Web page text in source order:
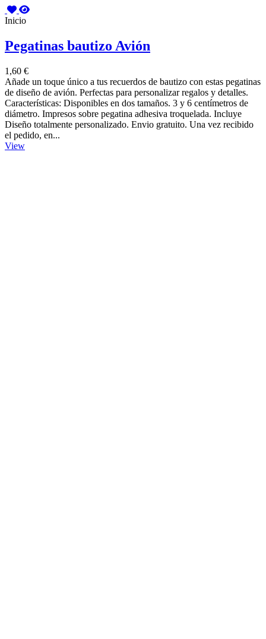
Inicio
Pegatinas bautizo Avión
1,60 €
Añade un toque único a tus recuerdos de bautizo con estas pegatinas
de diseño de avión. Perfectas para personalizar regalos y detalles.
Características: Disponibles en dos tamaños. 3 y 6 centímetros de
diámetro. Impresos sobre pegatina adhesiva troquelada. Incluye
Diseño totalmente personalizado. Envio gratuito. Una vez recibido
el pedido, en...
View